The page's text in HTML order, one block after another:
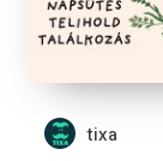
tixa